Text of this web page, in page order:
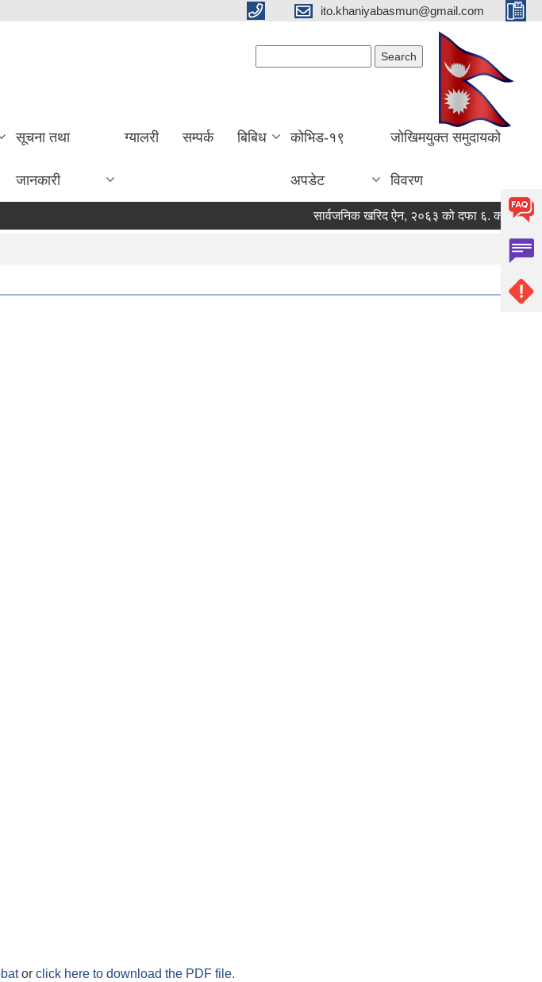
ito.khaniyabasmun@gmail.com
सूचना तथा
जानकारी
ग्यालरी सम्पर्क बिबिध कोभिड-१९
अपडेट
जोखिमयुक्त समुदायको
विवरण
सार्वजनिक खरिद ऐन, २०६३ को दफा ६. क. बमोजिमको
or click here to download the PDF file.